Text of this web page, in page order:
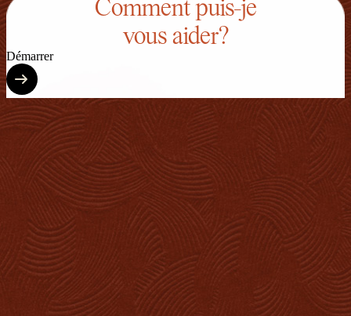
Comment puis-je
vous aider?
Démarrer